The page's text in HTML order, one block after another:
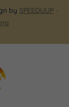
by SPEEDUUP ·